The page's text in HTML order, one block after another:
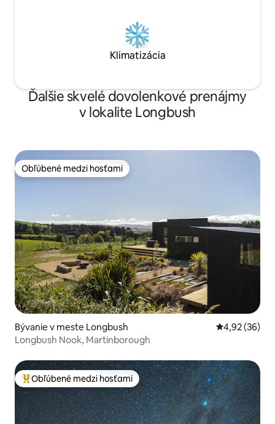
Klimatizácia
Ďalšie skvelé dovolenkové prenájmy
v lokalite Longbush
Obľúbené medzi hosťami
Obľúbené medzi hosťami
Bývanie v meste Longbush Priemerné
4,92 (36)
Longbush Nook, Martinborough
Najobľúbenejšie medzi hosťami
Obľúbené medzi hosťami